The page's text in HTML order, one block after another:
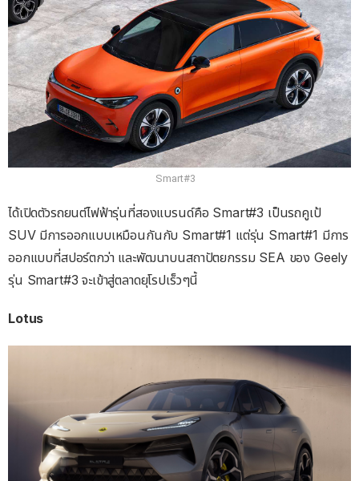
Smart#3
ได้เปิดตัวรถยนต์ไฟฟ้ารุ่นที่สองแบรนด์คือ Smart#3 เป็นรถคูเป้
SUV มีการออกแบบเหมือนกันกับ Smart#1 แต่รุ่น Smart#1 มีการ
ออกแบบที่สปอร์ตกว่า และพัฒนาบนสถาปัตยกรรม SEA ของ Geely
รุ่น Smart#3 จะเข้าสู่ตลาดยุโรปเร็วๆนี้
Lotus